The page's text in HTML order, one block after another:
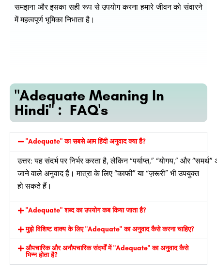
समझना और इसका सही रूप से उपयोग करना हमारे जीवन को संवारने
में महत्वपूर्ण भूमिका निभाता है।
"Adequate Meaning In
Hindi" : FAQ's
"Adequate" का सबसे आम हिंदी अनुवाद क्या है?
उत्तर:यहसंदर्भपरनिर्भरकरताहै,लेकिन“पर्याप्त,” “योगय,” और“समर्थ”
जाने वाले अनुवाद हैं। मात्रा के लिए “काफी” या “ज़रूरी” भी उपयुक्त
हो सकते हैं।
"Adequate" शब्द का उपयोग कब किया जाता है?
मुझे विशिष्ट वाक्य के लिए "Adequate" का अनुवाद कैसे करना चाहिए?
औपचारिक और अनौपचारिक संदर्भों में "Adequate" का अनुवाद कैसे
भिन्न होता है?